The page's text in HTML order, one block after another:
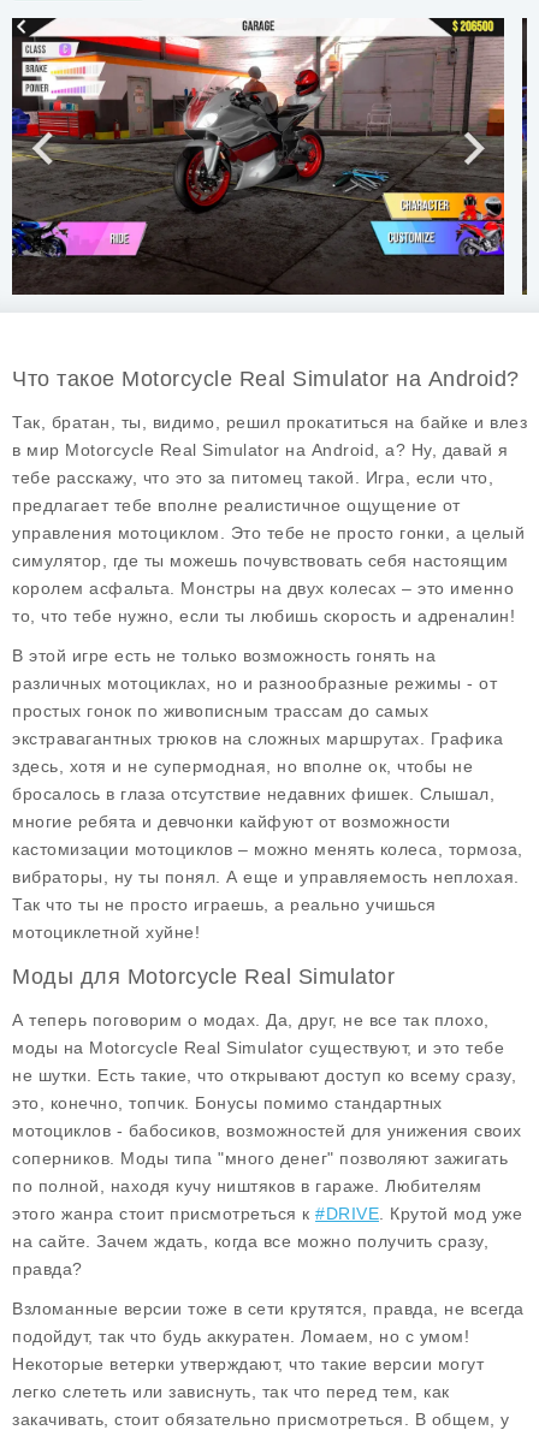
Что такое Motorcycle Real Simulator на Android?
Так, братан, ты, видимо, решил прокатиться на байке и влез
в мир Motorcycle Real Simulator на Android, а? Ну, давай я
тебе расскажу, что это за питомец такой. Игра, если что,
предлагает тебе вполне реалистичное ощущение от
управления мотоциклом. Это тебе не просто гонки, а целый
симулятор, где ты можешь почувствовать себя настоящим
королем асфальта. Монстры на двух колесах – это именно
то, что тебе нужно, если ты любишь скорость и адреналин!
В этой игре есть не только возможность гонять на
различных мотоциклах, но и разнообразные режимы - от
простых гонок по живописным трассам до самых
экстравагантных трюков на сложных маршрутах. Графика
здесь, хотя и не супермодная, но вполне ок, чтобы не
бросалось в глаза отсутствие недавних фишек. Слышал,
многие ребята и девчонки кайфуют от возможности
кастомизации мотоциклов – можно менять колеса, тормоза,
вибраторы, ну ты понял. А еще и управляемость неплохая.
Так что ты не просто играешь, а реально учишься
мотоциклетной хуйне!
Моды для Motorcycle Real Simulator
А теперь поговорим о модах. Да, друг, не все так плохо,
моды на Motorcycle Real Simulator существуют, и это тебе
не шутки. Есть такие, что открывают доступ ко всему сразу,
это, конечно, топчик. Бонусы помимо стандартных
мотоциклов - бабосиков, возможностей для унижения своих
соперников. Моды типа "много денег" позволяют зажигать
по полной, находя кучу ништяков в гараже. Любителям
этого жанра стоит присмотреться к #DRIVE . Крутой мод уже
на сайте. Зачем ждать, когда все можно получить сразу,
правда?
Взломанные версии тоже в сети крутятся, правда, не всегда
подойдут, так что будь аккуратен. Ломаем, но с умом!
Некоторые ветерки утверждают, что такие версии могут
легко слететь или зависнуть, так что перед тем, как
закачивать, стоит обязательно присмотреться. В общем, у